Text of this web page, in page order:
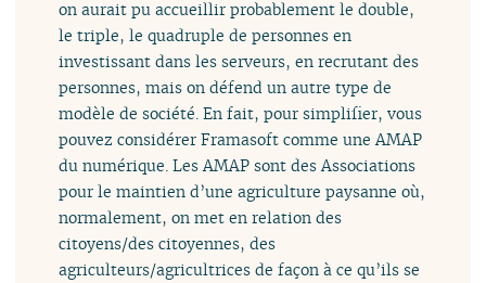
on aurait pu accueillir probablement le double,
le triple, le quadruple de personnes en
investissant dans les serveurs, en recrutant des
personnes, mais on défend un autre type de
modèle de société. En fait, pour simplifier, vous
pouvez considérer Framasoft comme une AMAP
du numérique. Les AMAP sont des Associations
pour le maintien d’une agriculture paysanne où,
normalement, on met en relation des
citoyens/des citoyennes, des
agriculteurs/agricultrices de façon à ce qu’ils se